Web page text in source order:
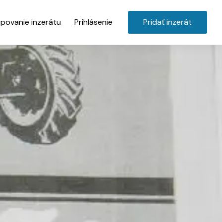
inzerátu Prihlásenie Pridať inzerát